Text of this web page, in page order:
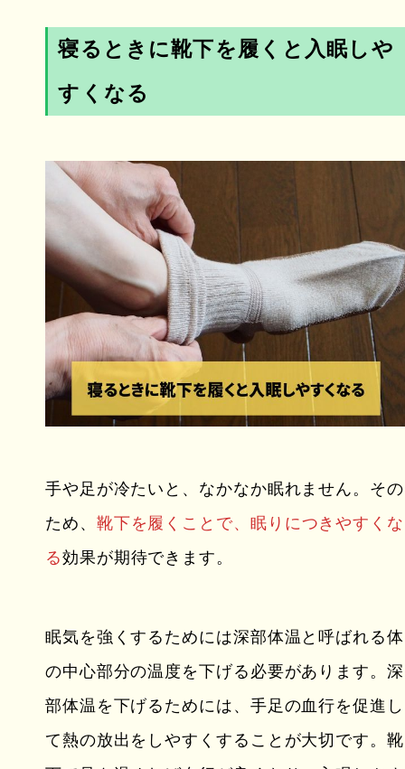
寝るときに靴下を履くと入眠しや
すくなる
手や足が冷たいと、なかなか眠れません。その
ため、 靴下を履くことで、眠りにつきやすくな
る効果が期待できます。
眠気を強くするためには深部体温と呼ばれる体
の中心部分の温度を下げる必要があります。深
部体温を下げるためには、手足の血行を促進し
て熱の放出をしやすくすることが大切です。靴